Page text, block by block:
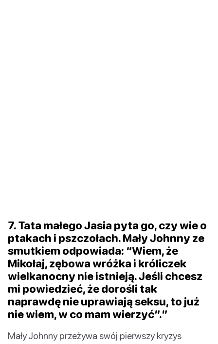
7. Tata małego Jasia pyta go, czy wie o
ptakach i pszczołach. Mały Johnny ze
smutkiem odpowiada: “Wiem, że
Mikołaj, zębowa wróżka i króliczek
wielkanocny nie istnieją. Jeśli chcesz
mi powiedzieć, że dorośli tak
naprawdę nie uprawiają seksu, to już
nie wiem, w co mam wierzyć”.”
Mały Johnny przeżywa swój pierwszy kryzys